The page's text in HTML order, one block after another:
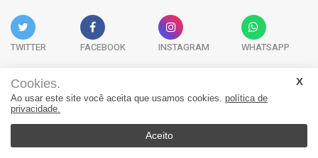
TWITTER FACEBOOK INSTAGRAM WHATSAPP
Acervo Digital Fale Conosco Quem Somos
Cookies.
Ao usar este site você aceita que usamos cookies. política de
privacidade.
Aceito